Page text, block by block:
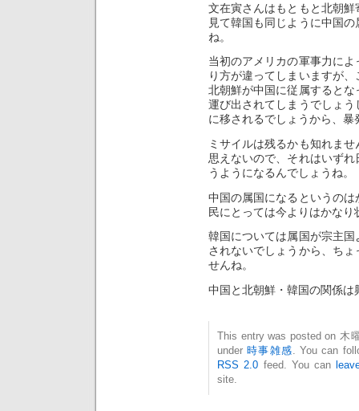
文在寅さんはもともと北朝
見て韓国も同じように中国
ね。
当初のアメリカの軍事力に
り方が違ってしまいますが
北朝鮮が中国に従属すると
運び出されてしまうでしょ
に移されるでしょうから、
ミサイルは残るかも知れま
思えないので、それはいず
うようになるんでしょうね。
中国の属国になるというの
民にとっては今よりはかな
韓国については属国が宗主
されないでしょうから、ち
せんね。
中国と北朝鮮・韓国の関係
This entry was posted on 木
under時事雑感 . You can
RSS 2.0 feed. You can
site.